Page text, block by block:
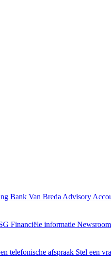
Bank Van Breda Advisory
Financiële informatie Newsroom
telefonische afspraak Stel een